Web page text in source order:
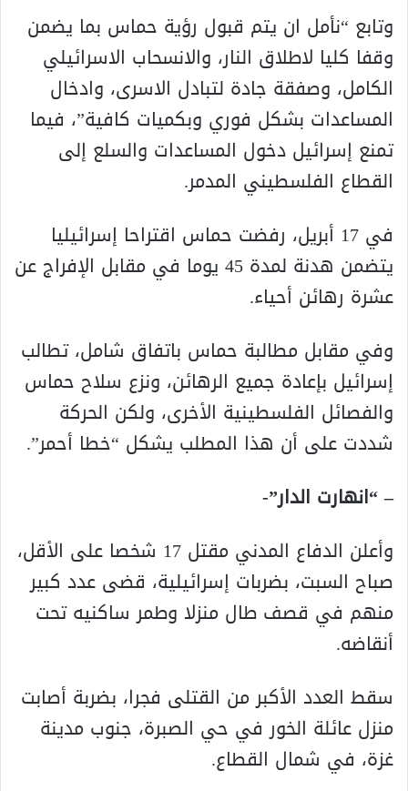
وتابع “نأمل ان يتم قبول رؤية حماس بما يضمن
وقفا كليا لاطلاق النار، والانسحاب الاسرائيلي
الكامل، وصفقة جادة لتبادل الاسرى، وادخال
المساعدات بشكل فوري وبكميات كافية”، فيما
تمنع إسرائيل دخول المساعدات والسلع إلى
القطاع الفلسطيني المدمر.
في 17 أبريل، رفضت حماس اقتراحا إسرائيليا
يتضمن هدنة لمدة 45 يوما في مقابل الإفراج عن
عشرة رهائن أحياء.
وفي مقابل مطالبة حماس باتفاق شامل، تطالب
إسرائيل بإعادة جميع الرهائن، ونزع سلاح حماس
والفصائل الفلسطينية الأخرى، ولكن الحركة
شددت على أن هذا المطلب يشكل “خطا أحمر”.
– “انهارت الدار”-
وأعلن الدفاع المدني مقتل 17 شخصا على الأقل،
صباح السبت، بضربات إسرائيلية، قضى عدد كبير
منهم في قصف طال منزلا وطمر ساكنيه تحت
أنقاضه.
سقط العدد الأكبر من القتلى فجرا، بضربة أصابت
منزل عائلة الخور في حي الصبرة، جنوب مدينة
غزة، في شمال القطاع.